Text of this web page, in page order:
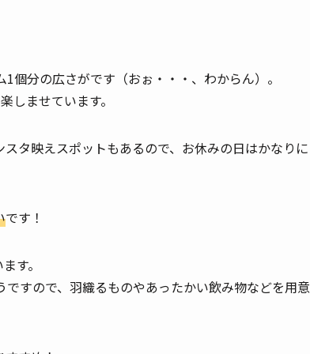
個分の広さがです（おぉ・・・、わからん）。
しませています。
タ映えスポットもあるので、お休みの日はかなりに
です！
す。
すので、羽織るものやあったかい飲み物などを用意